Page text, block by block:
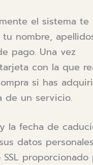
el sistema te
nombre,
pago. Una vez
con la que
si has
de un servicio.
la fecha de
datos
proporcionado